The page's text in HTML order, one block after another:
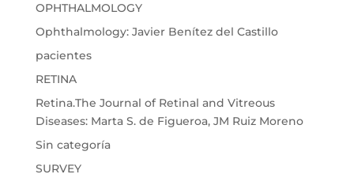
OPHTHALMOLOGY
Ophthalmology: Javier Benítez del Castillo
pacientes
RETINA
Retina.The Journal of Retinal and Vitreous
Diseases: Marta S. de Figueroa, JM Ruiz Moreno
Sin categoría
SURVEY